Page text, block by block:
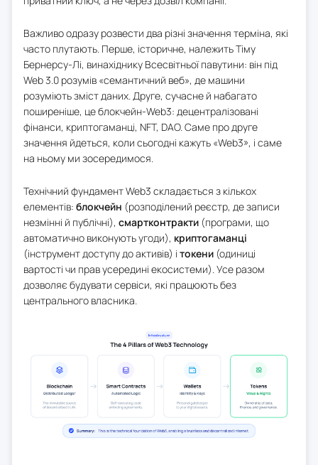
Важливо одразу розвести два різні значення терміна, які
часто плутають. Перше, історичне, належить Тіму
Бернерсу-Лі, винахіднику Всесвітньої павутини: він під
Web 3.0 розумів «семантичний веб», де машини
розуміють зміст даних. Друге, сучасне й набагато
поширеніше, це блокчейн-Web3: децентралізовані
фінанси, криптогаманці, NFT, DAO. Саме про друге
значення йдеться, коли сьогодні кажуть «Web3», і саме
на ньому ми зосередимося.
Технічний фундамент Web3 складається з кількох
елементів: блокчейн (розподілений реєстр, де записи
незмінні й публічні), смартконтракти (програми, що
автоматично виконують угоди), криптогаманці
(інструмент доступу до активів) і токени (одиниці
вартості чи прав усередині екосистеми). Усе разом
дозволяє будувати сервіси, які працюють без
центрального власника.